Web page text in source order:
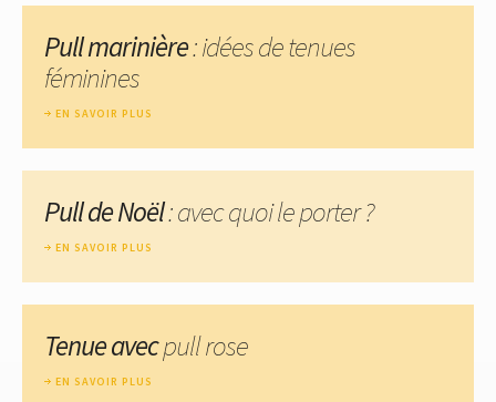
Pull marinière: idées de tenues
féminines
EN SAVOIR PLUS
Pull de Noël: avec quoi le porter ?
EN SAVOIR PLUS
Tenue avecpull rose
EN SAVOIR PLUS